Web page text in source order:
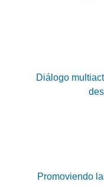
Diálogo
Promoviendo